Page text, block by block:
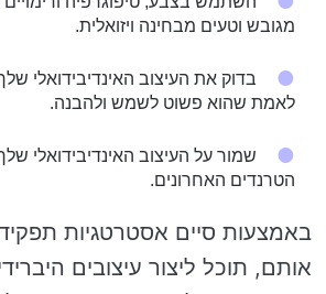
מגובש וטעים מבחינה ויזואלית.
בדוק את העיצוב האינדיבידואלי
לאמת שהוא פשוט לשמש ולהבנה.
שמור על העיצוב האינדיבידואלי שלך
הטרנדים האחרונים.
באמצעות סיים אסטרטגיות
אותם, תוכל ליצור עיצובים